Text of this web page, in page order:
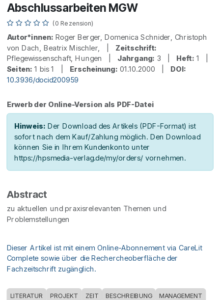
Abschlussarbeiten MGW
(0 Rezension)
Autor*innen: Roger Berger, Domenica Schnider, Christoph
von Dach, Beatrix Mischler, | Zeitschrift:
Pflegewissenschaft, Hungen | Jahrgang: 3 | Heft: 1 |
Seiten: 1 bis 1 | Erscheinung: 01.10.2000 | DOI:
10.3936/docid200959
Erwerb der Online-Version als PDF-Datei
Hinweis: Der Download des Artikels (PDF-Format) ist
sofort nach dem Kauf/Zahlung möglich. Den Download
können Sie in Ihrem Kundenkonto unter
https://hpsmedia-verlag.de/my/orders/ vornehmen.
Abstract
zu aktuellen und praxisrelevanten Themen und
Problemstellungen
Dieser Artikel ist mit einem Online-Abonnement via CareLit
Complete sowie über die Rechercheoberfläche der
Fachzeitschrift zugänglich.
LITERATUR PROJEKT ZEIT BESCHREIBUNG MANAGEMENT